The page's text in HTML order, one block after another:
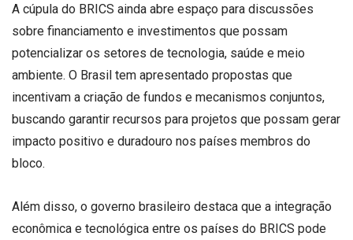
A cúpula do BRICS ainda abre espaço para discussões
sobre financiamento e investimentos que possam
potencializar os setores de tecnologia, saúde e meio
ambiente. O Brasil tem apresentado propostas que
incentivam a criação de fundos e mecanismos conjuntos,
buscando garantir recursos para projetos que possam gerar
impacto positivo e duradouro nos países membros do
bloco.
Além disso, o governo brasileiro destaca que a integração
econômica e tecnológica entre os países do BRICS pode